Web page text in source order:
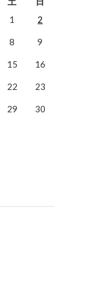
1
2
8 9
15 16
22 23
29 30